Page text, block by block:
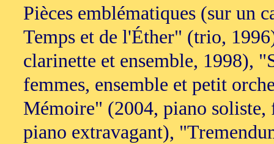
Pièces emblématiques (sur un
Temps et de l'Éther" (trio,
clarinette et ensemble, 1998),
femmes, ensemble et petit
Mémoire" (2004, piano
piano extravagant),